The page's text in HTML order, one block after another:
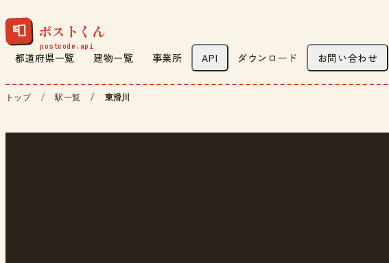
📮 ポストくん
都道府県一覧 建物一覧 事業所 API ダウンロード お問い合わせ
トップ 駅一覧 東滑川